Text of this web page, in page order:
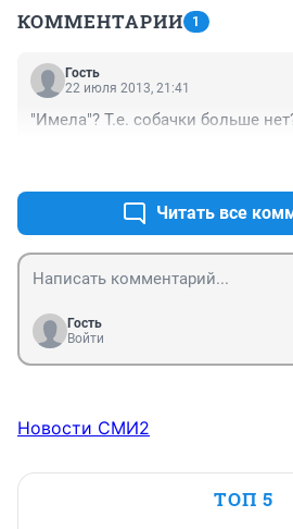
КОММЕНТАРИИ 1
Гость
22 июля 2013, 21:41
"Имела"? Т.е. собачки больше
Читать все
Гость
Войти
Новости СМИ2
ТОП 5